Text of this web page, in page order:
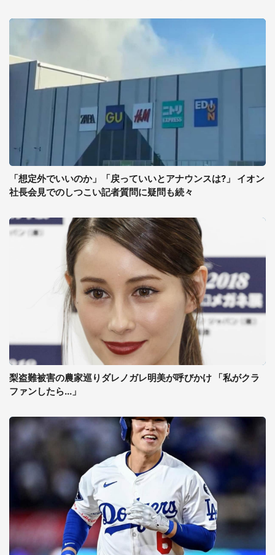
「想定外でいいのか」「戻っていいとアナウンスは?」 イオン
社長会見でのしつこい記者質問に疑問も続々
梨盗難被害の農家巡りダレノガレ明美が呼びかけ 「私がクラ
ファンしたら...」